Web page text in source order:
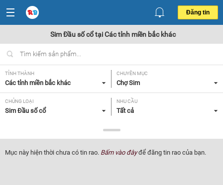
Đăng tin
Sim Đầu số cổ tại Các tỉnh miền bắc khác
TỈNH THÀNH
Các tỉnh miền bắc khác
CHUYÊN MỤC
Chợ Sim
CHỦNG LOẠI
Sim Đầu số cổ
NHU CẦU
Tất cả
Tất cả
Mục này hiện thời chưa có tin rao. Bấm vào đâyđể đăng tin rao của bạn.